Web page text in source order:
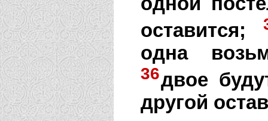
оставится;
одна
36двое
другой